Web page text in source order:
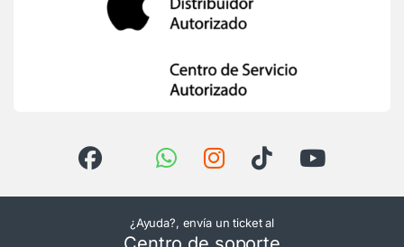
¿Ayuda?, envía un ticket al